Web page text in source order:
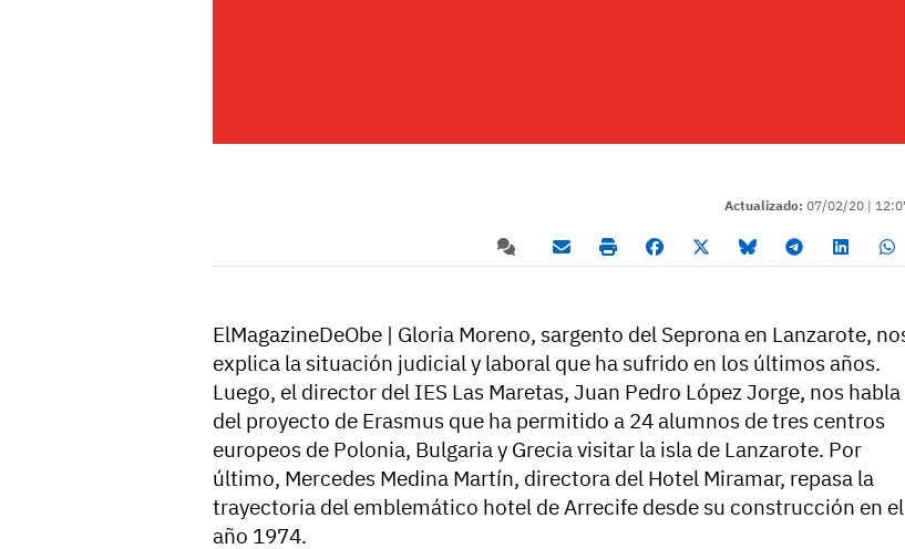
Actualizado: 07/02/20 |
ElMagazineDeObe | Gloria Moreno, sargento del Seprona en Lanzarote,
explica la situación judicial y laboral que ha sufrido en los últimos años.
Luego, el director del IES Las Maretas, Juan Pedro López Jorge, nos habla
del proyecto de Erasmus que ha permitido a 24 alumnos de tres centros
europeos de Polonia, Bulgaria y Grecia visitar la isla de Lanzarote. Por
último, Mercedes Medina Martín, directora del Hotel Miramar, repasa la
trayectoria del emblemático hotel de Arrecife desde su construcción en el
año 1974.